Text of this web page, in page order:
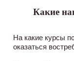
Какие
На какие курсы
оказаться